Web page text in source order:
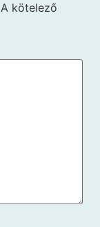
A kötelező